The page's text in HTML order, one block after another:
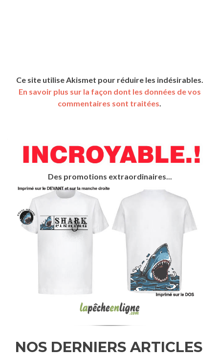
Ce site utilise Akismet pour réduire les indésirables.
En savoir plus sur la façon dont les données de vos
commentaires sont traitées.
Des promotions extraordinaires...
NOS DERNIERS ARTICLES